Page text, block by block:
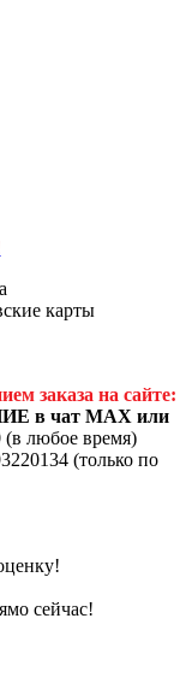
карты
заказа на сайте:
в чат MAX или
(в любое время)
(только по
сейчас!